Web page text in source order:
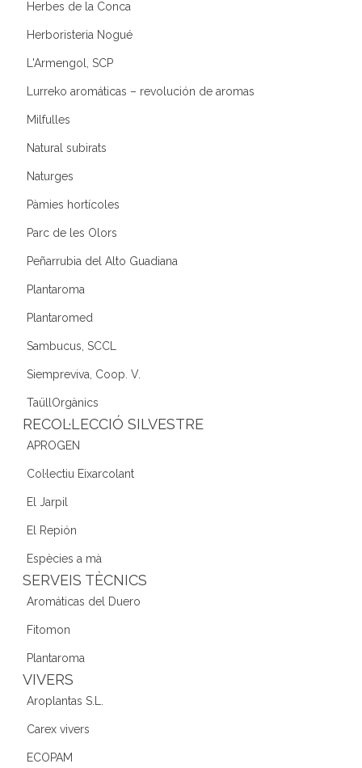
Herbes de la Conca
Herboristeria Nogué
L'Armengol, SCP
Lurreko aromáticas – revolución de aromas
Milfulles
Natural subirats
Naturges
Pàmies hortícoles
Parc de les Olors
Peñarrubia del Alto Guadiana
Plantaroma
Plantaromed
Sambucus, SCCL
Siempreviva, Coop. V.
TaüllOrgànics
RECOL·LECCIÓ SILVESTRE
APROGEN
Col·lectiu Eixarcolant
El Jarpil
El Repión
Espècies a mà
SERVEIS TÈCNICS
Aromáticas del Duero
Fitomon
Plantaroma
VIVERS
Aroplantas S.L.
Carex vivers
ECOPAM